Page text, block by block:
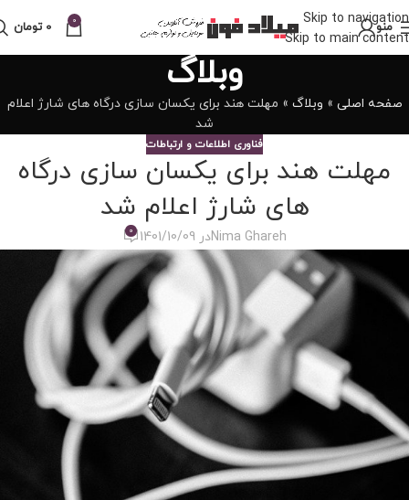
Skip to navigation
Skip to main content
منو 0
0 تومان
وبلاگ
صفحه اصلی » وبلاگ » مهلت هند برای یکسان سازی درگاه های شارژ اعلام
شد
فناوری اطلاعات و ارتباطات
مهلت هند برای یکسان سازی درگاه
های شارژ اعلام شد
Nima Gharehدر 1401/10/09 0